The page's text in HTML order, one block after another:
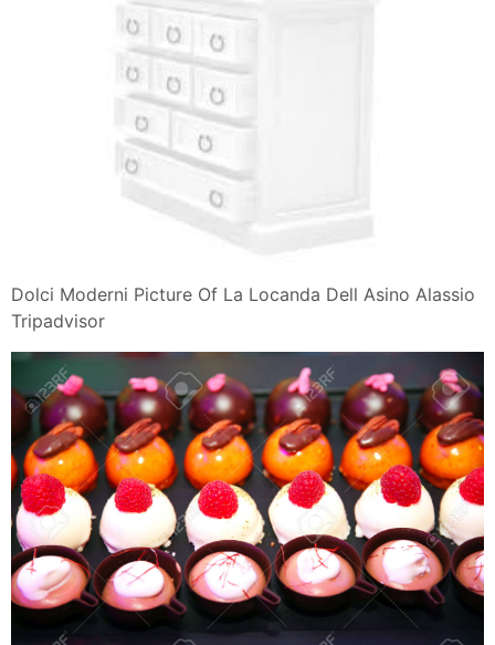
Dolci Moderni Picture Of La Locanda Dell Asino Alassio
Tripadvisor